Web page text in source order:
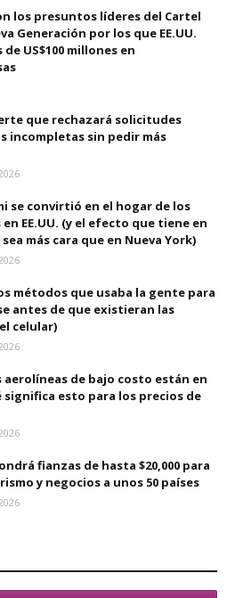
los presuntos líderes del Cartel
Generación por los que EE.UU.
US$100 millones en
que rechazará solicitudes
incompletas sin pedir más
se convirtió en el hogar de los
EE.UU. (y el efecto que tiene en
más cara que en Nueva York)
métodos que usaba la gente para
antes de que existieran las
celular)
aerolíneas de bajo costo están en
significa esto para los precios de
fianzas de hasta $20,000 para
y negocios a unos 50 países